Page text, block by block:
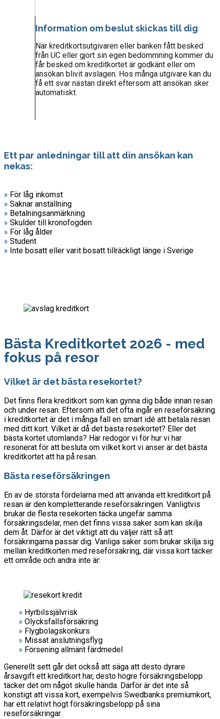
Information om beslut skickas till dig
När kreditkortsutgivaren eller banken fått besked
från UC eller gjort sin egen bedömmning kommer du
får besked om kreditkortet är godkänt eller om
ansökan blivit avslagen. Hos många utgivare kan du
få ett svar nästan direkt eftersom att ansökan sker
automatiskt.
Ett par anledningar till att din ansökan kan
nekas:
» För låg inkomst
» Saknar anställning
» Betalningsanmärkning
» Skulder till kronofogden
» För låg ålder
» Student
» Inte bosatt eller varit bosatt tillräckligt länge i Sverige
Bästa Kreditkortet 2026 - med
fokus på resor
Vilket är det bästa resekortet?
Det finns flera kreditkort som kan gynna dig både innan resan
och under resan. Eftersom att det ofta ingår en reseförsäkring
i kreditkortet är det i många fall en smart idé att betala resan
med ditt kort. Vilket är då det bästa resekortet? Eller det
bästa kortet utomlands? Här redogör vi för hur vi har
resonerat för att besluta om vilket kort vi anser är det bästa
kreditkortet att ha på resan.
Bästa reseförsäkringen
En av de största fördelarna med att använda ett kreditkort på
resan är den kompletterande reseförsäkringen. Vanligtvis
brukar de flesta resekorten täcka ungefär samma
försäkringsdelar, men det finns vissa saker som kan skilja
dem åt. Därför är det viktigt att du väljer rätt så att
försäkringarna passar dig. Vanliga saker som brukar skilja sig
mellan kreditkorten med reseförsäkring, där vissa kort täcker
ett område och andra inte är:
» Hyrbilssjälvrisk
» Olycksfallsförsäkring
» Flygbolagskonkurs
» Missat anslutningsflyg
» Försening allmänt färdmedel
Generellt sett går det också att säga att desto dyrare
årsavgift ett kreditkort har, desto högre försäkringsbelopp
täcker det om något skulle hända. Därför är det inte så
konstigt att vissa kort, exempelvis Swedbanks premiumkort,
har ett relativt högt försäkringsbelopp på sina
reseförsäkringar.